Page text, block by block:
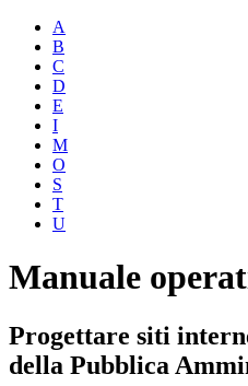
A
B
C
D
E
I
M
O
S
T
U
Manuale
Progettare siti
della Pubblica